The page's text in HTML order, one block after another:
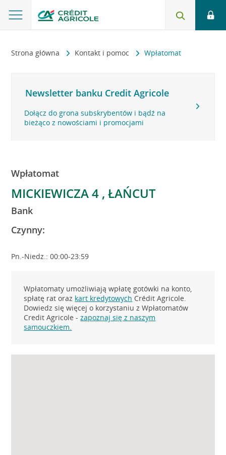
Strona główna Kontakt i pomoc Wpłatomat
Newsletter banku Credit Agricole
Dołącz do grona subskrybentów i bądź na
bieżąco z nowościami i promocjami
Wpłatomat
MICKIEWICZA 4 , ŁAŃCUT
Bank
Czynny:
Pn.-Niedz.: 00:00-23:59
Wpłatomaty umożliwiają wpłatę gotówki na konto,
spłatę rat oraz kart kredytowych Crédit Agricole.
Dowiedz się więcej o korzystaniu z Wpłatomatów
Credit Agricole -zapoznaj się z naszym
samouczkiem.